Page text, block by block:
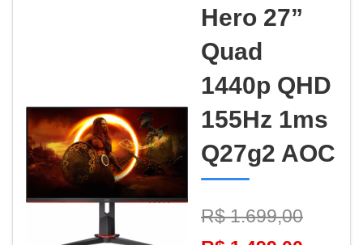
Hero 27”
Quad
1440p QHD
155Hz 1ms
Q27g2 AOC
R$ 1.699,00